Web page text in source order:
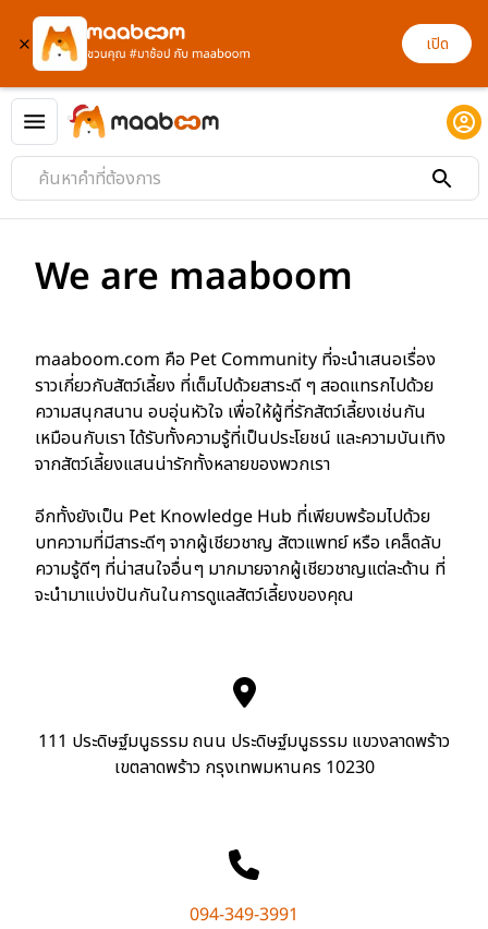
เปิด
We are maaboom
maaboom.com คือ Pet Community ที่จะนำเสนอเรื่อง
ราวเกี่ยวกับสัตว์เลี้ยง ที่เต็มไปด้วยสาระดี ๆ สอดแทรกไปด้วย
ความสนุกสนาน อบอุ่นหัวใจ เพื่อให้ผู้ที่รักสัตว์เลี้ยงเช่นกัน
เหมือนกับเรา ได้รับทั้งความรู้ที่เป็นประโยชน์ และความบันเทิง
จากสัตว์เลี้ยงแสนน่ารักทั้งหลายของพวกเรา
อีกทั้งยังเป็น Pet Knowledge Hub ที่เพียบพร้อมไปด้วย
บทความที่มีสาระดีๆ จากผู้เชียวชาญ สัตวแพทย์ หรือ เคล็ดลับ
ความรู้ดีๆ ที่น่าสนใจอื่นๆ มากมายจากผู้เชียวชาญแต่ละด้าน ที่
จะนำมาแบ่งปันกันในการดูแลสัตว์เลี้ยงของคุณ
111 ประดิษฐ์มนูธรรม ถนน ประดิษฐ์มนูธรรม แขวงลาดพร้าว
เขตลาดพร้าว กรุงเทพมหานคร 10230
094-349-3991